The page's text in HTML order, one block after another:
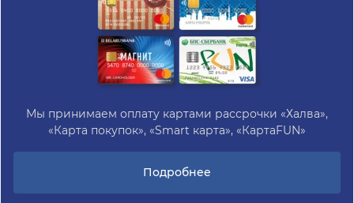
Мы принимаем оплату картами рассрочки «Халва»,
«Карта покупок», «Smart карта», «КартаFUN»
Подробнее